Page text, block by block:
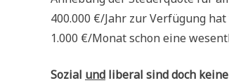
400.000 €/Jahr zur Ver­fü­gung
1.000 €/Monat schon eine
Sozi­al und libe­ral sind doch